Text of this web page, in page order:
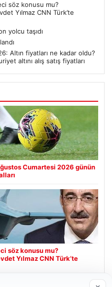
söz konusu mu?
Yılmaz CNN Türk’te
yolcu taşıdı
Altın fiyatları ne kadar oldu?
altını alış satış fiyatları
Cumartesi 2026 günün
söz konusu mu?
Yılmaz CNN Türk’te